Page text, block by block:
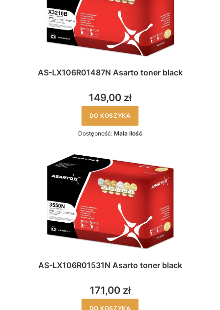
AS-LX106R01487N Asarto toner black
149,00 zł
DO KOSZYKA
Dostępność: Mała ilość
AS-LX106R01531N Asarto toner black
171,00 zł
DO KOSZYKA